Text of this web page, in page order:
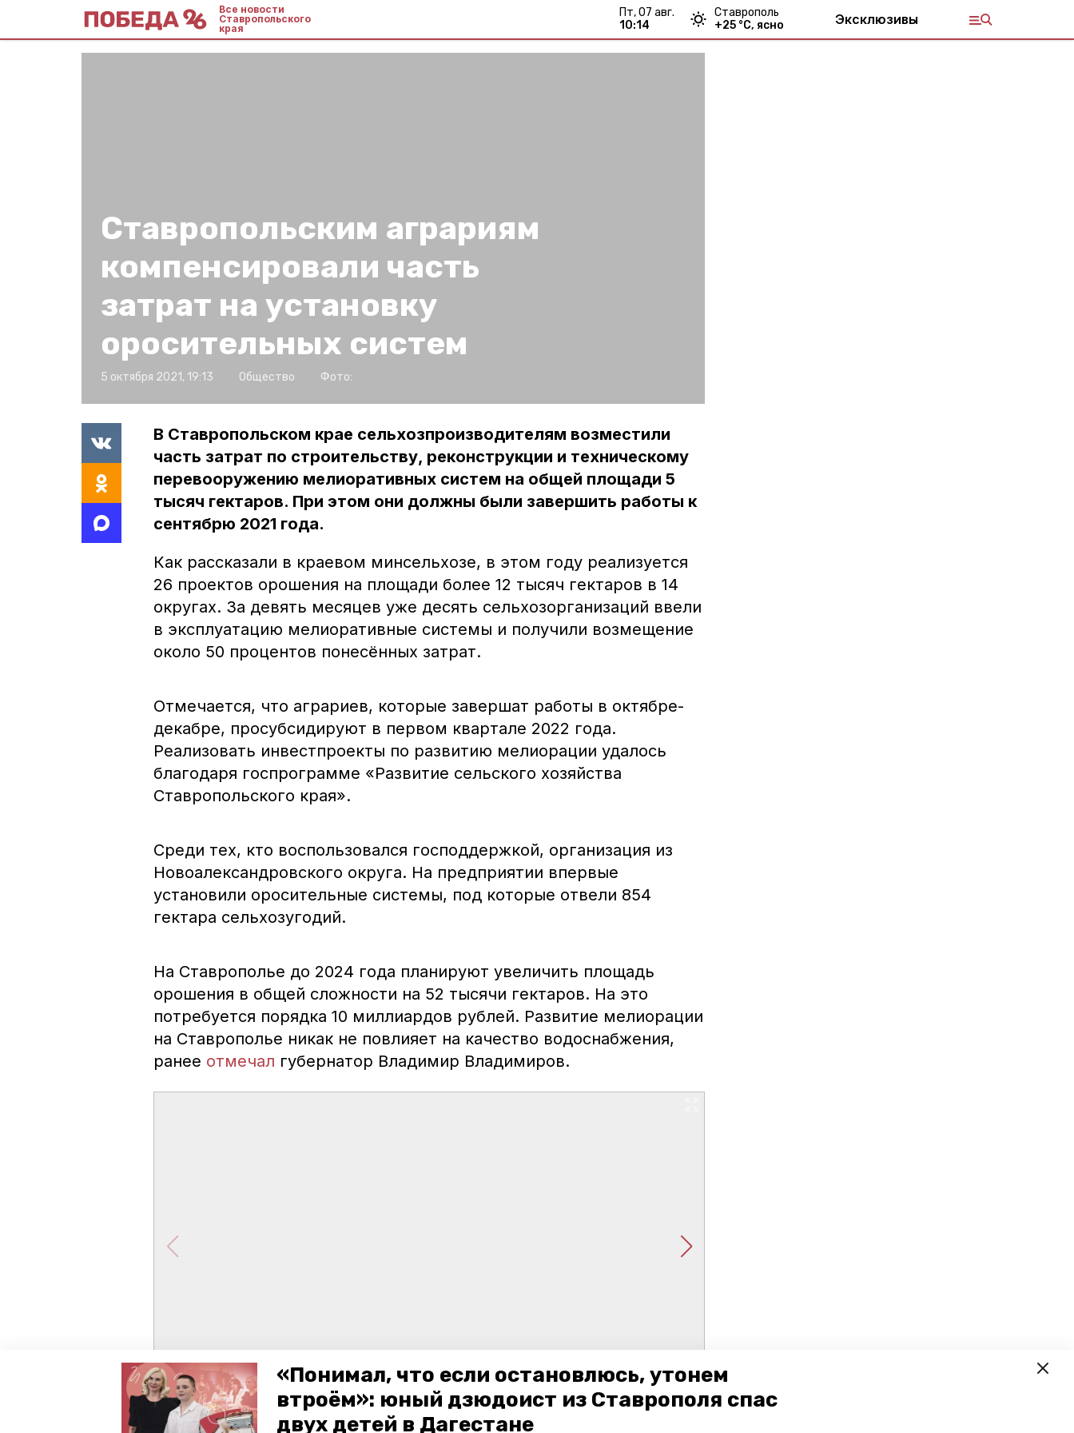
«Понимал, что если остановлюсь, утонем
втроём»: юный дзюдоист из Ставрополя спас
двух детей в Дагестане
Все новости
Ставропольского
края
пт, 07 авг.
10:14
Ставрополь
+25 °С, ясно Эксклюзивы
Ставропольским аграриям
компенсировали часть
затрат на установку
оросительных систем
5 октября 2021, 19:13 Общество Фото:
В Ставропольском крае сельхозпроизводителям возместили
часть затрат по строительству, реконструкции и техническому
перевооружению мелиоративных систем на общей площади 5
тысяч гектаров. При этом они должны были завершить работы к
сентябрю 2021 года.
Как рассказали в краевом минсельхозе, в этом году реализуется
26 проектов орошения на площади более 12 тысяч гектаров в 14
округах. За девять месяцев уже десять сельхозорганизаций ввели
в эксплуатацию мелиоративные системы и получили возмещение
около 50 процентов понесённых затрат.
Отмечается, что аграриев, которые завершат работы в октябре-
декабре, просубсидируют в первом квартале 2022 года.
Реализовать инвестпроекты по развитию мелиорации удалось
благодаря госпрограмме «Развитие сельского хозяйства
Ставропольского края».
Среди тех, кто воспользовался господдержкой, организация из
Новоалександровского округа. На предприятии впервые
установили оросительные системы, под которые отвели 854
гектара сельхозугодий.
На Ставрополье до 2024 года планируют увеличить площадь
орошения в общей сложности на 52 тысячи гектаров. На это
потребуется порядка 10 миллиардов рублей. Развитие мелиорации
на Ставрополье никак не повлияет на качество водоснабжения,
ранее отмечал губернатор Владимир Владимиров.